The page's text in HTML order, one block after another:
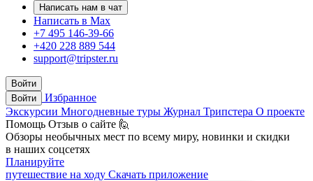
Написать нам в чат
Написать в Max
+7 495 146-39-66
+420 228 889 544
support@tripster.ru
Войти
Войти
Избранное
Экскурсии Многодневные туры Журнал Трипстера О проекте
Помощь Отзыв о сайте 🙋
Обзоры необычных мест по всему миру, новинки и скидки
в наших соцсетях
Планируйте
путешествие на ходу Скачать приложение